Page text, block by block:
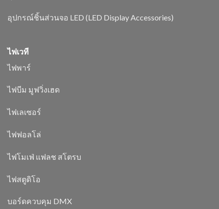
อุปกรณ์ชิ้นส่วนจอ LED (LED Display Accessories)
ไฟเวที
ไฟพาร์
ไฟบีม มูฟวิ่งเฮด
ไฟเลเซอร์
ไฟฟอลโล่
ไฟโมเฟ่ แฟลช สโตรบ
ไฟสตูดิโอ
บอร์ดควบคุม DMX